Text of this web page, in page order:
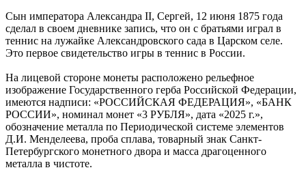
Сын императора Александра II, Сергей, 12 июня 1875 года
сделал в своем дневнике запись, что он с братьями играл в
теннис на лужайке Александровского сада в Царском селе.
Это первое свидетельство игры в теннис в России.
На лицевой стороне монеты расположено рельефное
изображение Государственного герба Российской Федерации,
имеются надписи: «РОССИЙСКАЯ ФЕДЕРАЦИЯ», «БАНК
РОССИИ», номинал монет «3 РУБЛЯ», дата «2025 г.»,
обозначение металла по Периодической системе элементов
Д.И. Менделеева, проба сплава, товарный знак Санкт-
Петербургского монетного двора и масса драгоценного
металла в чистоте.